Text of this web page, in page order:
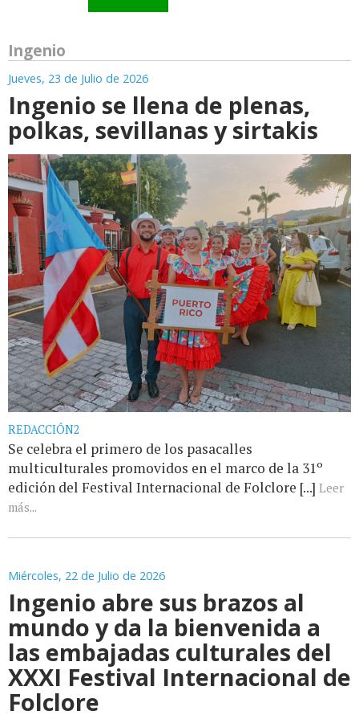
Ingenio
Jueves, 23 de Julio de 2026
Ingenio se llena de plenas,
polkas, sevillanas y sirtakis
REDACCIÓN2
Se celebra el primero de los pasacalles
multiculturales promovidos en el marco de la 31º
edición del Festival Internacional de Folclore [...] Leer
más...
Miércoles, 22 de Julio de 2026
Ingenio abre sus brazos al
mundo y da la bienvenida a
las embajadas culturales del
XXXI Festival Internacional de
Folclore